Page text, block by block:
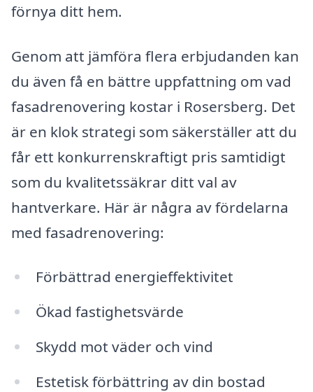
förnya ditt hem.
Genom att jämföra flera erbjudanden kan
du även få en bättre uppfattning om vad
fasadrenovering kostar i Rosersberg. Det
är en klok strategi som säkerställer att du
får ett konkurrenskraftigt pris samtidigt
som du kvalitetssäkrar ditt val av
hantverkare. Här är några av fördelarna
med fasadrenovering:
Förbättrad energieffektivitet
Ökad fastighetsvärde
Skydd mot väder och vind
Estetisk förbättring av din bostad